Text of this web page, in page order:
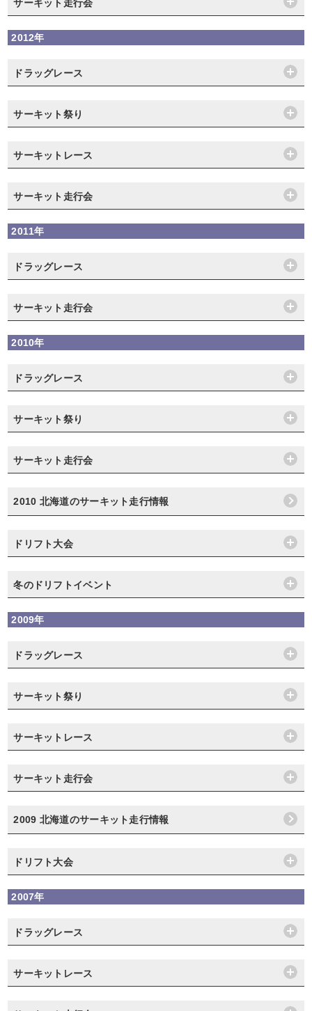
サーキット走行会
2012年
ドラッグレース
サーキット祭り
サーキットレース
サーキット走行会
2011年
ドラッグレース
サーキット走行会
2010年
ドラッグレース
サーキット祭り
サーキット走行会
2010 北海道のサーキット走行情報
ドリフト大会
冬のドリフトイベント
2009年
ドラッグレース
サーキット祭り
サーキットレース
サーキット走行会
2009 北海道のサーキット走行情報
ドリフト大会
2007年
ドラッグレース
サーキットレース